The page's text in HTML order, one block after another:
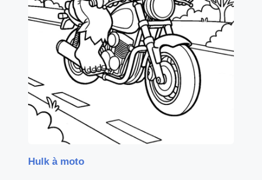
Hulk à moto